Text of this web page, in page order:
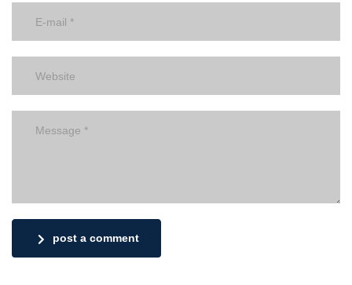
post a comment